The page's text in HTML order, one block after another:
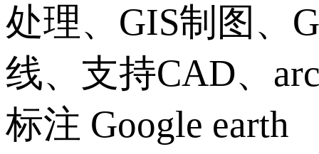
处理、GIS制图、
线、支持CAD、
标注 Google earth